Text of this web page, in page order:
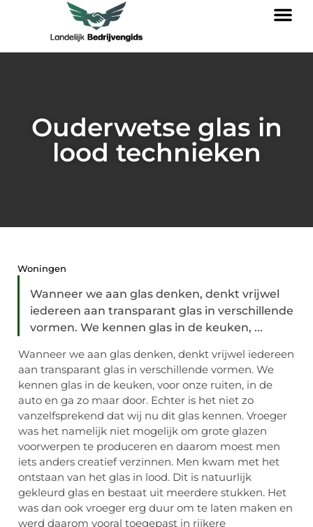
Ouderwetse glas in
lood technieken
Woningen
Wanneer we aan glas denken, denkt vrijwel
iedereen aan transparant glas in verschillende
vormen. We kennen glas in de keuken, ...
Wanneer we aan glas denken, denkt vrijwel iedereen
aan transparant glas in verschillende vormen. We
kennen glas in de keuken, voor onze ruiten, in de
auto en ga zo maar door. Echter is het niet zo
vanzelfsprekend dat wij nu dit glas kennen. Vroeger
was het namelijk niet mogelijk om grote glazen
voorwerpen te produceren en daarom moest men
iets anders creatief verzinnen. Men kwam met het
ontstaan van het glas in lood. Dit is natuurlijk
gekleurd glas en bestaat uit meerdere stukken. Het
was dan ook vroeger erg duur om te laten maken en
werd daarom vooral toegepast in rijkere